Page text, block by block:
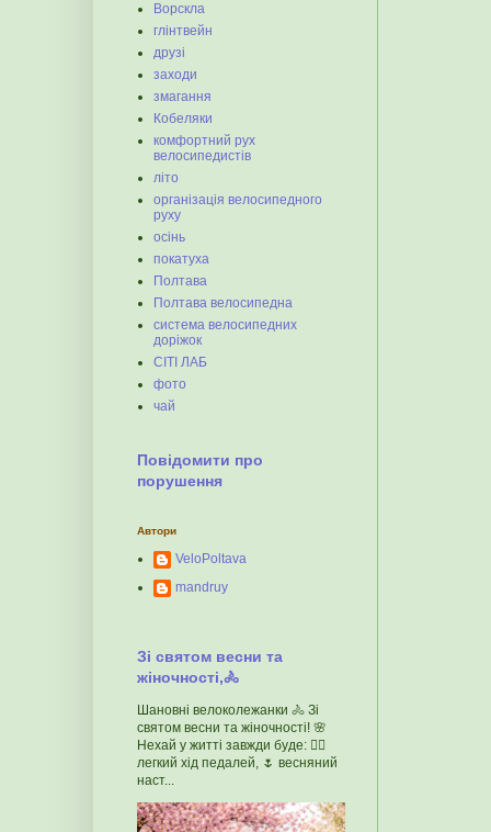
Ворскла
глінтвейн
друзі
заходи
змагання
Кобеляки
комфортний рух
велосипедистів
літо
організація велосипедного
руху
осінь
покатуха
Полтава
Полтава велосипедна
система велосипедних
доріжок
СІТІ ЛАБ
фото
чай
Повідомити про
порушення
Автори
VeloPoltava
mandruy
Зі святом весни та
жіночності,🚴
Шановні велоколежанки 🚴 Зі
святом весни та жіночності! 🌸
Нехай у житті завжди буде: 🚴‍♀️
легкий хід педалей, 🌷 весняний
наст...